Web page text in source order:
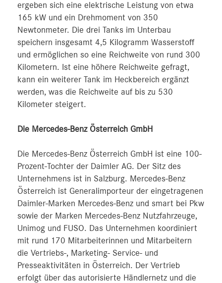
ergeben sich eine elektrische Leistung von etwa
165 kW und ein Drehmoment von 350
Newtonmeter. Die drei Tanks im Unterbau
speichern insgesamt 4,5 Kilogramm Wasserstoff
und ermöglichen so eine Reichweite von rund 300
Kilometern. Ist eine höhere Reichweite gefragt,
kann ein weiterer Tank im Heckbereich ergänzt
werden, was die Reichweite auf bis zu 530
Kilometer steigert.
Die Mercedes-Benz Österreich GmbH
Die Mercedes-Benz Österreich GmbH ist eine 100-
Prozent-Tochter der Daimler AG. Der Sitz des
Unternehmens ist in Salzburg. Mercedes-Benz
Österreich ist Generalimporteur der eingetragenen
Daimler-Marken Mercedes-Benz und smart bei Pkw
sowie der Marken Mercedes-Benz Nutzfahrzeuge,
Unimog und FUSO. Das Unternehmen koordiniert
mit rund 170 Mitarbeiterinnen und Mitarbeitern
die Vertriebs-, Marketing- Service- und
Presseaktivitäten in Österreich. Der Vertrieb
erfolgt über das autorisierte Händlernetz und die